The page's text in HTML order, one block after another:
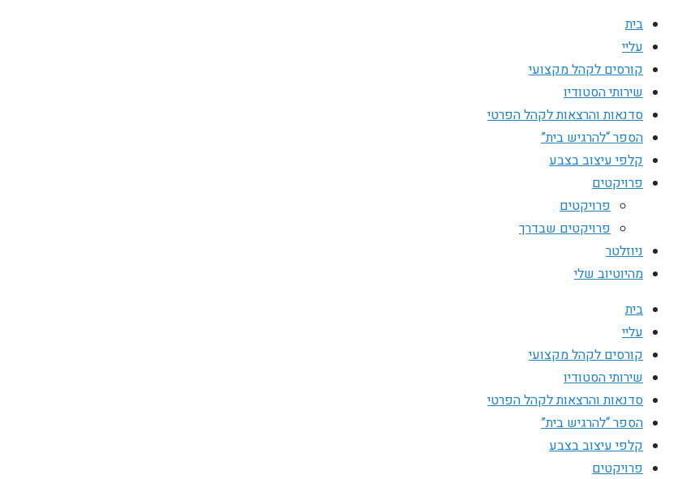
בית
עליי
קורסים לקהל מקצועי
שירותי הסטודיו
סדנאות והרצאות לקהל הפרטי
הספר “להרגיש בית”
קלפי עיצוב בצבע
פרויקטים
פרויקטים
פרויקטים שבדרך
ניוזלטר
מהיוטיוב שלי
בית
עליי
קורסים לקהל מקצועי
שירותי הסטודיו
סדנאות והרצאות לקהל הפרטי
הספר “להרגיש בית”
קלפי עיצוב בצבע
פרויקטים